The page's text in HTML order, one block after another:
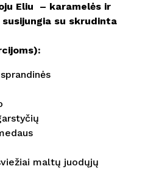
Eliu – karamelės ir
su skrudinta
maltų juodųjų